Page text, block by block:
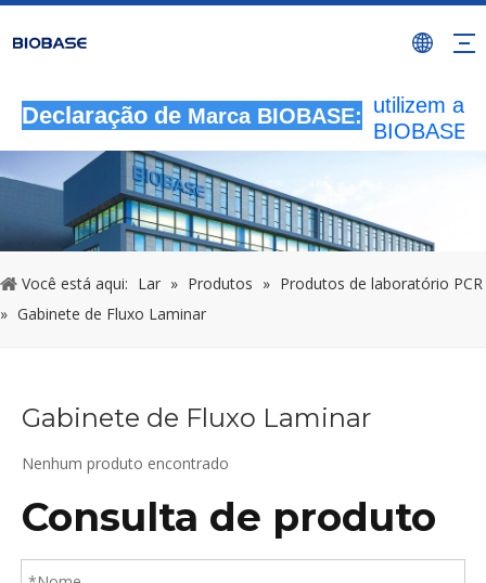
Declaração de Marca BIOBASE:
atividades
utilizem a
BIOBASE
investigará
legal.
Você está aqui: Lar » Produtos » Produtos de laboratório PCR
» Gabinete de Fluxo Laminar
Gabinete de Fluxo Laminar
Nenhum produto encontrado
Consulta de produto